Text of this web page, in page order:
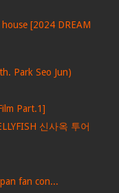
[2024 DREAM
Park Seo Jun)
Part.1]
신사옥 투어
fan con...